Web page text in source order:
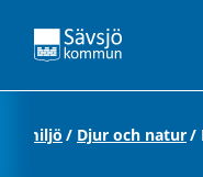
miljö / Djur och natur/